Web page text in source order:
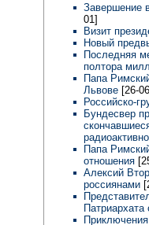
Завершение
01]
Визит
Новый
Последняя
полтора
Папа
Львове [26-
Российско-
Бундесвер
Папа
отношения
Алексий
россиянами